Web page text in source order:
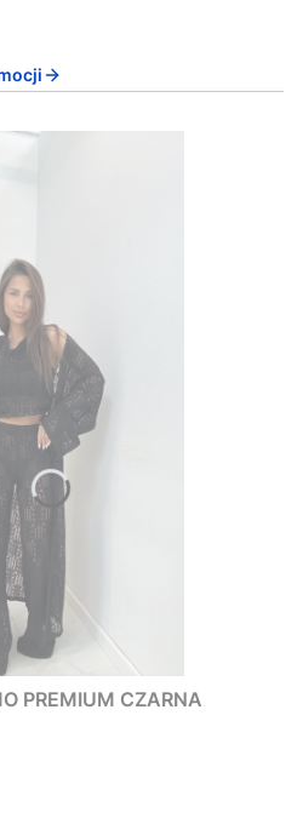
PREMIUM CZARNA